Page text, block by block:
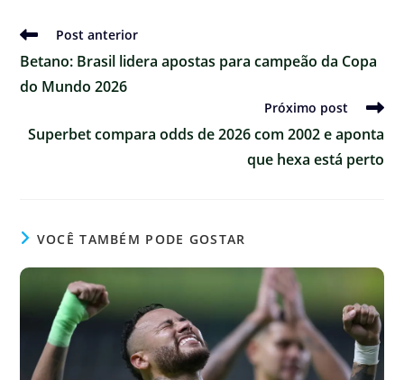
Ler
artigos
Post anterior
Betano: Brasil lidera apostas para campeão da Copa
do Mundo 2026
Próximo post
Superbet compara odds de 2026 com 2002 e aponta
que hexa está perto
VOCÊ TAMBÉM PODE GOSTAR